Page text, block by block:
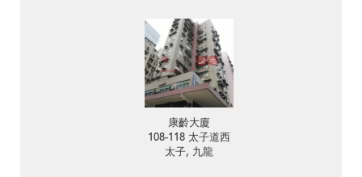
康齡大廈
108-118 太子道西
太子, 九龍